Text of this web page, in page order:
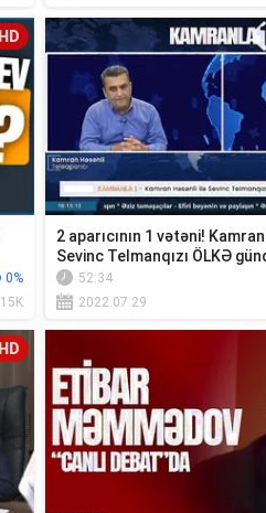
HD
0%
15K
2 aparıcının 1 vətəni!
Sevinc Telmanqızı ÖLKƏ
52:34
2022.07.29
HD